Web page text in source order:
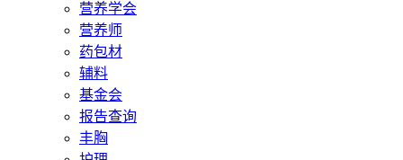
营养学会
营养师
药包材
辅料
基金会
报告查询
丰胸